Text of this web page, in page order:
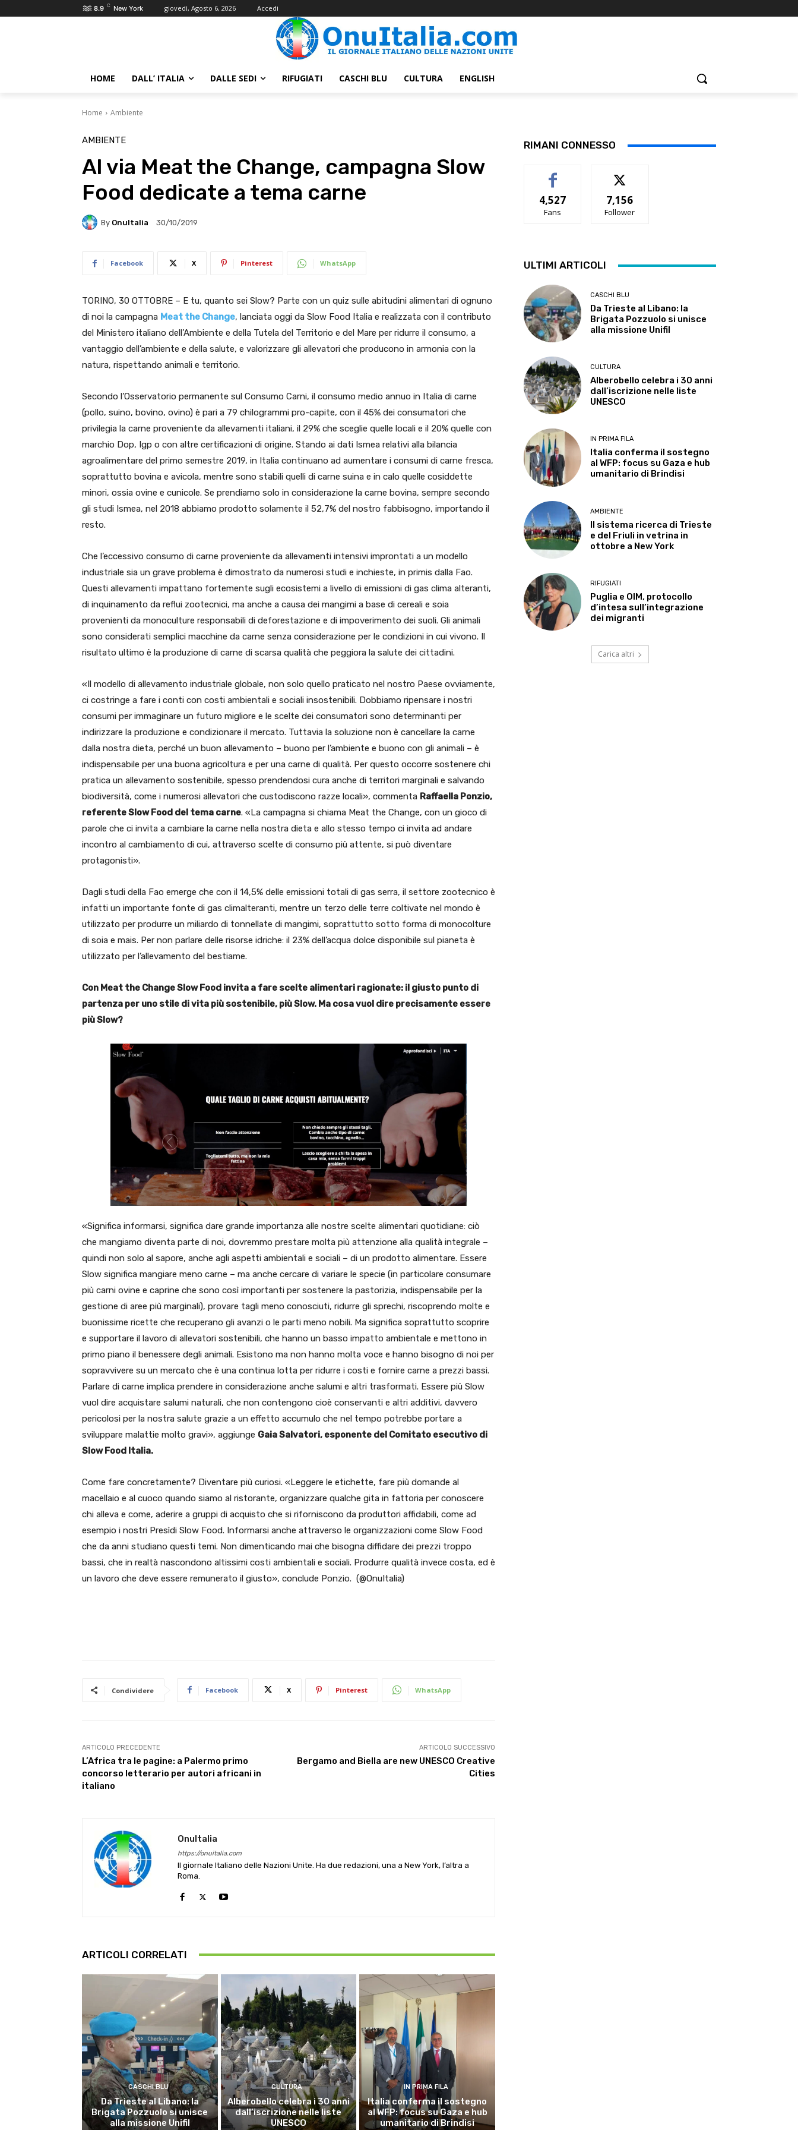
8.9 C New York giovedì, Agosto 6, 2026 Accedi
HOME DALL’ ITALIA DALLE SEDI RIFUGIATI CASCHI BLU CULTURA ENGLISH
Home Ambiente
AMBIENTE
Al via Meat the Change, campagna Slow
Food dedicate a tema carne
By OnuItalia 30/10/2019
Facebook X Pinterest WhatsApp
TORINO, 30 OTTOBRE – E tu, quanto sei Slow? Parte con un quiz sulle abitudini alimentari di ognuno
di noi la campagna Meat the Change, lanciata oggi da Slow Food Italia e realizzata con il contributo
del Ministero italiano dell’Ambiente e della Tutela del Territorio e del Mare per ridurre il consumo, a
vantaggio dell’ambiente e della salute, e valorizzare gli allevatori che producono in armonia con la
natura, rispettando animali e territorio.
Secondo l’Osservatorio permanente sul Consumo Carni, il consumo medio annuo in Italia di carne
(pollo, suino, bovino, ovino) è pari a 79 chilogrammi pro-capite, con il 45% dei consumatori che
privilegia la carne proveniente da allevamenti italiani, il 29% che sceglie quelle locali e il 20% quelle con
marchio Dop, Igp o con altre certificazioni di origine. Stando ai dati Ismea relativi alla bilancia
agroalimentare del primo semestre 2019, in Italia continuano ad aumentare i consumi di carne fresca,
soprattutto bovina e avicola, mentre sono stabili quelli di carne suina e in calo quelle cosiddette
minori, ossia ovine e cunicole. Se prendiamo solo in considerazione la carne bovina, sempre secondo
gli studi Ismea, nel 2018 abbiamo prodotto solamente il 52,7% del nostro fabbisogno, importando il
resto.
Che l’eccessivo consumo di carne proveniente da allevamenti intensivi improntati a un modello
industriale sia un grave problema è dimostrato da numerosi studi e inchieste, in primis dalla Fao.
Questi allevamenti impattano fortemente sugli ecosistemi a livello di emissioni di gas clima alteranti,
di inquinamento da reflui zootecnici, ma anche a causa dei mangimi a base di cereali e soia
provenienti da monoculture responsabili di deforestazione e di impoverimento dei suoli. Gli animali
sono considerati semplici macchine da carne senza considerazione per le condizioni in cui vivono. Il
risultato ultimo è la produzione di carne di scarsa qualità che peggiora la salute dei cittadini.
«Il modello di allevamento industriale globale, non solo quello praticato nel nostro Paese ovviamente,
ci costringe a fare i conti con costi ambientali e sociali insostenibili. Dobbiamo ripensare i nostri
consumi per immaginare un futuro migliore e le scelte dei consumatori sono determinanti per
indirizzare la produzione e condizionare il mercato. Tuttavia la soluzione non è cancellare la carne
dalla nostra dieta, perché un buon allevamento – buono per l’ambiente e buono con gli animali – è
indispensabile per una buona agricoltura e per una carne di qualità. Per questo occorre sostenere chi
pratica un allevamento sostenibile, spesso prendendosi cura anche di territori marginali e salvando
biodiversità, come i numerosi allevatori che custodiscono razze locali», commenta Raffaella Ponzio,
referente Slow Food del tema carne. «La campagna si chiama Meat the Change, con un gioco di
parole che ci invita a cambiare la carne nella nostra dieta e allo stesso tempo ci invita ad andare
incontro al cambiamento di cui, attraverso scelte di consumo più attente, si può diventare
protagonisti».
Dagli studi della Fao emerge che con il 14,5% delle emissioni totali di gas serra, il settore zootecnico è
infatti un importante fonte di gas climalteranti, mentre un terzo delle terre coltivate nel mondo è
utilizzato per produrre un miliardo di tonnellate di mangimi, soprattutto sotto forma di monocolture
di soia e mais. Per non parlare delle risorse idriche: il 23% dell’acqua dolce disponibile sul pianeta è
utilizzato per l’allevamento del bestiame.
Con Meat the Change Slow Food invita a fare scelte alimentari ragionate: il giusto punto di
partenza per uno stile di vita più sostenibile, più Slow. Ma cosa vuol dire precisamente essere
più Slow?
«Significa informarsi, significa dare grande importanza alle nostre scelte alimentari quotidiane: ciò
che mangiamo diventa parte di noi, dovremmo prestare molta più attenzione alla qualità integrale –
quindi non solo al sapore, anche agli aspetti ambientali e sociali – di un prodotto alimentare. Essere
Slow significa mangiare meno carne – ma anche cercare di variare le specie (in particolare consumare
più carni ovine e caprine che sono così importanti per sostenere la pastorizia, indispensabile per la
gestione di aree più marginali), provare tagli meno conosciuti, ridurre gli sprechi, riscoprendo molte e
buonissime ricette che recuperano gli avanzi o le parti meno nobili. Ma significa soprattutto scoprire
e supportare il lavoro di allevatori sostenibili, che hanno un basso impatto ambientale e mettono in
primo piano il benessere degli animali. Esistono ma non hanno molta voce e hanno bisogno di noi per
sopravvivere su un mercato che è una continua lotta per ridurre i costi e fornire carne a prezzi bassi.
Parlare di carne implica prendere in considerazione anche salumi e altri trasformati. Essere più Slow
vuol dire acquistare salumi naturali, che non contengono cioè conservanti e altri additivi, davvero
pericolosi per la nostra salute grazie a un effetto accumulo che nel tempo potrebbe portare a
sviluppare malattie molto gravi», aggiunge Gaia Salvatori, esponente del Comitato esecutivo di
Slow Food Italia.
Come fare concretamente? Diventare più curiosi. «Leggere le etichette, fare più domande al
macellaio e al cuoco quando siamo al ristorante, organizzare qualche gita in fattoria per conoscere
chi alleva e come, aderire a gruppi di acquisto che si riforniscono da produttori affidabili, come ad
esempio i nostri Presìdi Slow Food. Informarsi anche attraverso le organizzazioni come Slow Food
che da anni studiano questi temi. Non dimenticando mai che bisogna diffidare dei prezzi troppo
bassi, che in realtà nascondono altissimi costi ambientali e sociali. Produrre qualità invece costa, ed è
un lavoro che deve essere remunerato il giusto», conclude Ponzio. (@OnuItalia)
Condividere Facebook X Pinterest WhatsApp
ARTICOLO PRECEDENTE
L’Africa tra le pagine: a Palermo primo
concorso letterario per autori africani in
italiano
ARTICOLO SUCCESSIVO
Bergamo and Biella are new UNESCO Creative
Cities
OnuItalia
https://onuitalia.com
Il giornale Italiano delle Nazioni Unite. Ha due redazioni, una a New York, l’altra a
Roma.
ARTICOLI CORRELATI
CASCHI BLU
Da Trieste al Libano: la
Brigata Pozzuolo si unisce
alla missione Unifil
CULTURA
Alberobello celebra i 30 anni
dall’iscrizione nelle liste
UNESCO
IN PRIMA FILA
Italia conferma il sostegno
al WFP: focus su Gaza e hub
umanitario di Brindisi
RIMANI CONNESSO
4,527
Fans
7,156
Follower
ULTIMI ARTICOLI
CASCHI BLU
Da Trieste al Libano: la
Brigata Pozzuolo si unisce
alla missione Unifil
CULTURA
Alberobello celebra i 30 anni
dall’iscrizione nelle liste
UNESCO
IN PRIMA FILA
Italia conferma il sostegno
al WFP: focus su Gaza e hub
umanitario di Brindisi
AMBIENTE
Il sistema ricerca di Trieste
e del Friuli in vetrina in
ottobre a New York
RIFUGIATI
Puglia e OIM, protocollo
d’intesa sull’integrazione
dei migranti
Carica altri